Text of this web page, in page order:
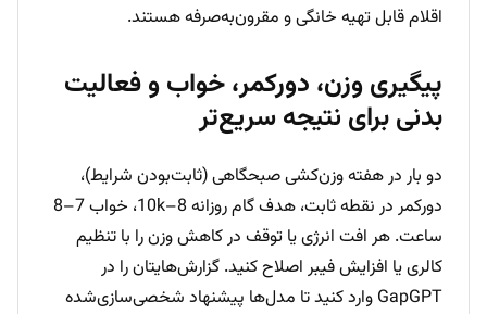
اقلام قابل تهیه خانگی و مقرون‌به‌صرفه هستند.
پیگیری وزن، دورکمر، خواب و فعالیت
بدنی برای نتیجه سریع‌تر
دو بار در هفته وزن‌کشی صبحگاهی (ثابت‌بودن شرایط)،
دورکمر در نقطه ثابت، هدف گام روزانه 8–10k، خواب 7–8
ساعت. هر افت انرژی یا توقف در کاهش وزن را با تنظیم
کالری یا افزایش فیبر اصلاح کنید. گزارش‌هایتان را در
GapGPT وارد کنید تا مدل‌ها پیشنهاد شخصی‌سازی‌شده